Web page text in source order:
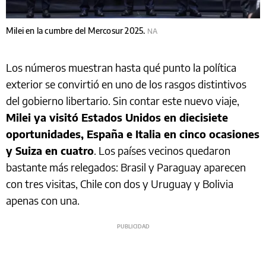
Milei en la cumbre del Mercosur 2025. NA
Los números muestran hasta qué punto la política
exterior se convirtió en uno de los rasgos distintivos
del gobierno libertario. Sin contar este nuevo viaje,
Milei ya visitó Estados Unidos en diecisiete
oportunidades, España e Italia en cinco ocasiones
y Suiza en cuatro . Los países vecinos quedaron
bastante más relegados: Brasil y Paraguay aparecen
con tres visitas, Chile con dos y Uruguay y Bolivia
apenas con una.